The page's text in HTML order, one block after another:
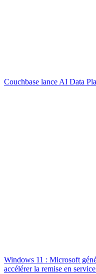
Couchbase lance AI Data
Windows 11 : Microsoft
accélérer la remise en